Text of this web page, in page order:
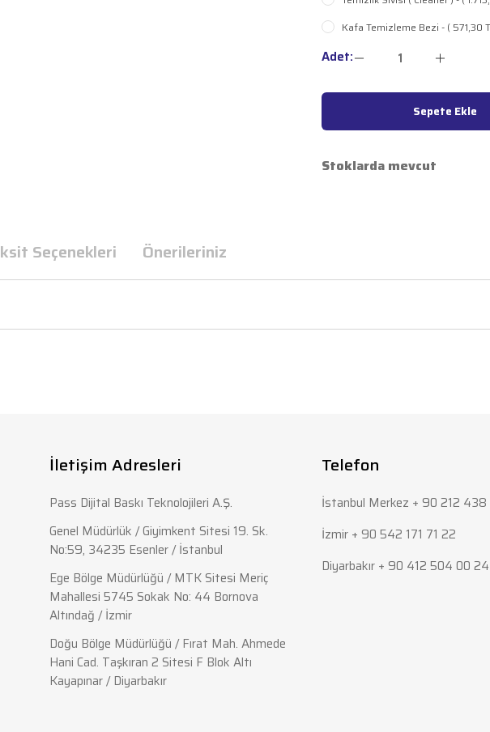
Kafa Temizleme Bezi - ( 571,30
Adet:
Sepete Ekle
Stoklarda mevcut
Seçenekleri Önerileriniz
İletişim Adresleri
Pass Dijital Baskı Teknolojileri A.Ş.
Genel Müdürlük / Giyimkent Sitesi 19. Sk.
No:59, 34235 Esenler / İstanbul
Ege Bölge Müdürlüğü / MTK Sitesi Meriç
Mahallesi 5745 Sokak No: 44 Bornova
Altındağ / İzmir
Doğu Bölge Müdürlüğü / Fırat Mah. Ahmede
Hani Cad. Taşkıran 2 Sitesi F Blok Altı
Kayapınar / Diyarbakır
Telefon
İstanbul Merkez + 90 212 438
İzmir + 90 542 171 71 22
Diyarbakır + 90 412 504 00 24